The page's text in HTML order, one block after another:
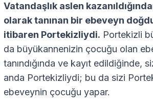
Vatandaşlık aslen
olarak tanınan bir ebeveyn
itibaren Portekizliydi. Portekizli
da büyükannenizin çocuğu olan
tanındığında ve kayıt edildiğinde,
anda Portekizliydi; bu da sizi
ebeveynin çocuğu yapar.